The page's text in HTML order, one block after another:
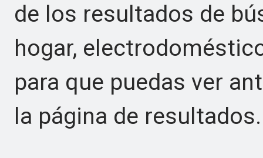
de los resultados de
hogar,
para que puedas ver
la página de resultados.